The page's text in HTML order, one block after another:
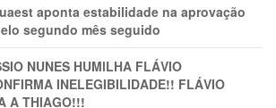
aponta estabilidade na aprovação
segundo mês seguido
NUNES HUMlLHA FLÁVIO
INELEGIBILIDADE!! FLÁVIO
A THIAGO!!!